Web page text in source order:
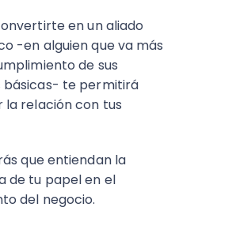
en un aliado
-en alguien que va más
de sus
básicas- te permitirá
relación con tus
que entiendan la
de tu papel en el
del negocio.